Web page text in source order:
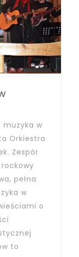
muzyka w
Orkiestra
Zespół
pełna
w
o
to